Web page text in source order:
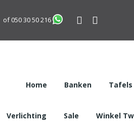
of050 30 50 216
Home Banken Tafels
Verlichting Sale Winkel